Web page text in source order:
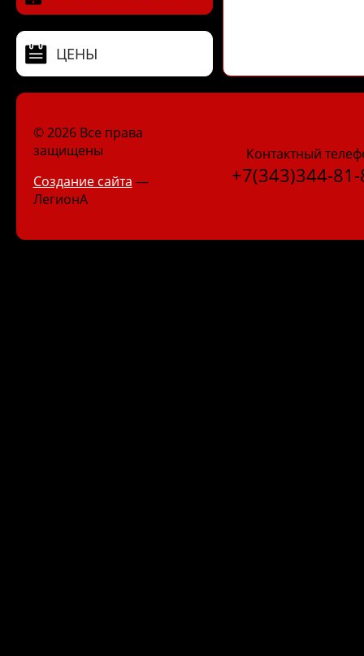
ЦЕНЫ
© 2026 Все права
защищены
Создание сайта —
ЛегионА
Контактный
+7(343)344-